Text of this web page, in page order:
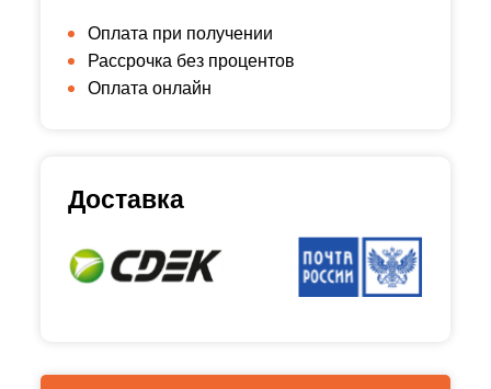
Оплата при получении
Рассрочка без процентов
Оплата онлайн
Доставка